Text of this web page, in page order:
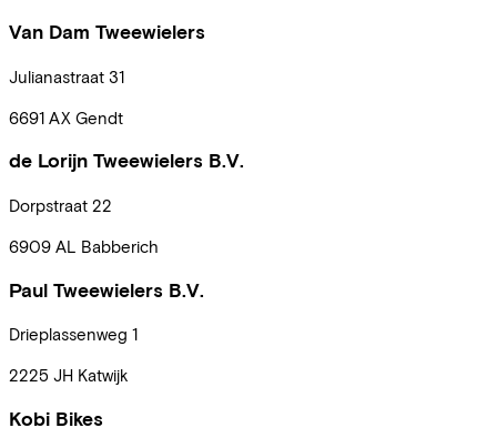
Van Dam Tweewielers
Julianastraat 31
6691 AX Gendt
de Lorijn Tweewielers B.V.
Dorpstraat 22
6909 AL Babberich
Paul Tweewielers B.V.
Drieplassenweg 1
2225 JH Katwijk
Kobi Bikes